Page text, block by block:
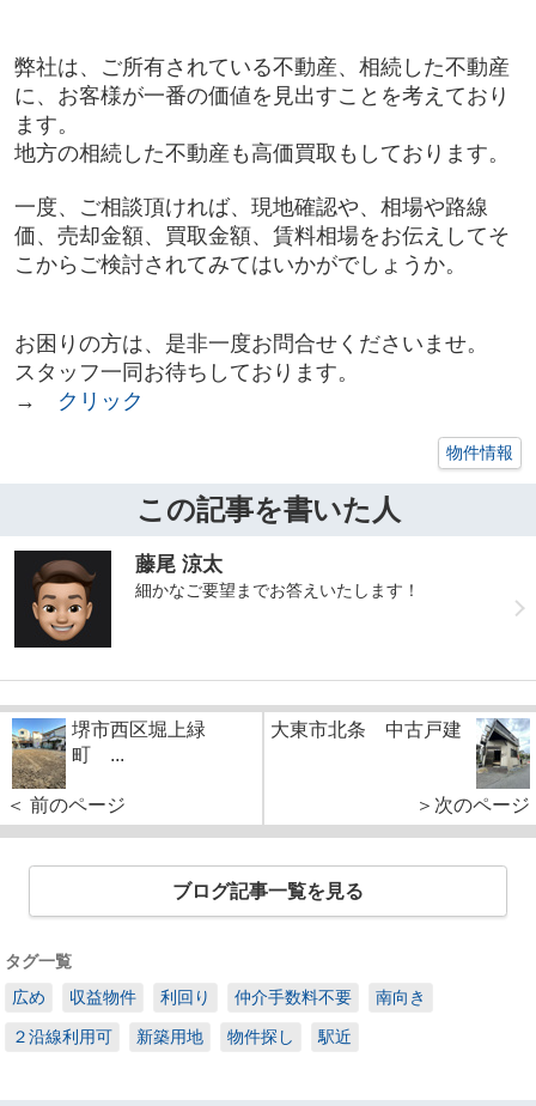
弊社は、ご所有されている不動産、相続した不動産
に、お客様が一番の価値を見出すことを考えており
ます。
地方の相続した不動産も高価買取もしております。
一度、ご相談頂ければ、現地確認や、相場や路線
価、売却金額、買取金額、賃料相場をお伝えしてそ
こからご検討されてみてはいかがでしょうか。
お困りの方は、是非一度お問合せくださいませ。
スタッフ一同お待ちしております。
→
クリック
物件情報
この記事を書いた人
藤尾 涼太
細かなご要望までお答えいたします！
堺市西区堀上緑
町 ...
＜ 前のページ
大東市北条 中古戸建
＞次のページ
ブログ記事一覧を見る
タグ一覧
広め
収益物件 利回り 仲介手数料不要 南向き
２沿線利用可 新築用地 物件探し 駅近